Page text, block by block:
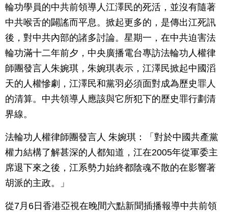
輪功學員的中共前領導人江澤民的死活，並沒有隨著
中共喉舌的闢謠而平息。掀起更多的，是傳出江死訊
後，對中共內部的諸多討論。星期一，在中共迫害法
輪功滿十二年前夕，中央廣播電台專訪法輪功人權律
師團發言人朱婉琪，朱婉琪表示，江澤民掀起中國滔
天的人權慘劇，江澤民和黨羽必須面對成為歷史罪人
的清算。中共領導人應該與它所犯下的歷史罪行劃清
界線。
法輪功人權律師團發言人 朱婉琪：「對於中國共產黨
權力結構了解甚深的人都知道，江在2005年從軍委主
席退下來之後，江系勢力始終都陰魂不散的在影響著
胡派的主政。」
從7月6日香港亞視在晚間六點新聞插播報導中共前領